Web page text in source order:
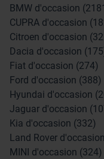
BMW d'occasion
CUPRA d'occasion
Citroen d'occasion
Dacia d'occasion
Fiat d'occasion (274)
Ford d'occasion (388)
Hyundai d'occasion
Jaguar d'occasion
Kia d'occasion (332)
Land Rover
MINI d'occasion (324)